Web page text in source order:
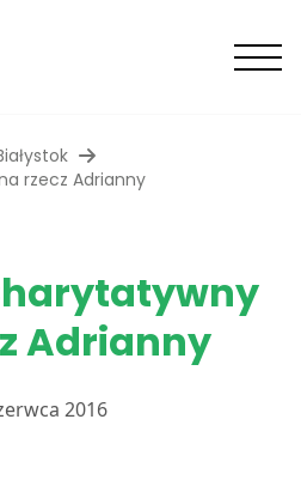
rzecz Adrianny
Adrianny
2016